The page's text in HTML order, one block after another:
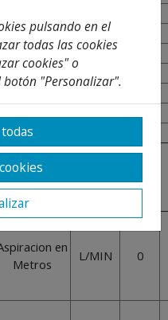
Hierro forjado
S.S. 410
Bronce
NBR
en
Metros
L/MIN 0
pulsando en el
todas las cookies
cookies" o
"Personalizar".